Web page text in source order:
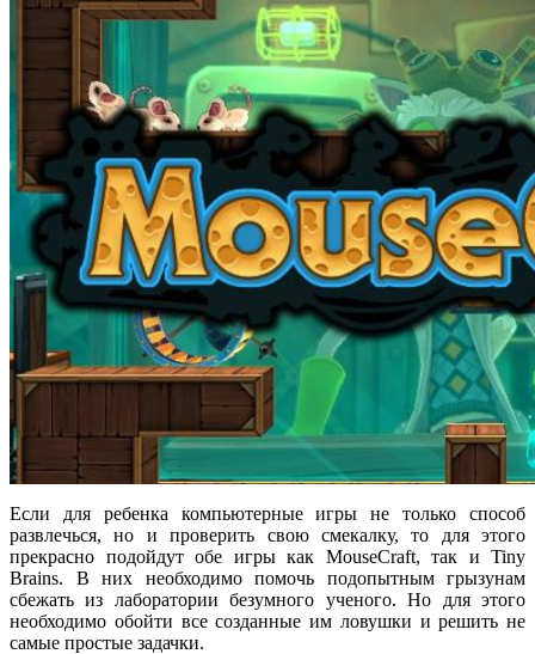
Если для ребенка компьютерные игры не только способ
развлечься, но и проверить свою смекалку, то для этого
прекрасно подойдут обе игры как MouseCraft, так и Tiny
Brains. В них необходимо помочь подопытным грызунам
сбежать из лаборатории безумного ученого. Но для этого
необходимо обойти все созданные им ловушки и решить не
самые простые задачки.